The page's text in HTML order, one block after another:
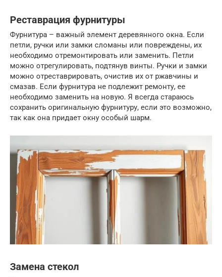
Реставрация фурнитуры
Фурнитура – важный элемент деревянного окна. Если
петли, ручки или замки сломаны или повреждены, их
необходимо отремонтировать или заменить. Петли
можно отрегулировать, подтянув винты. Ручки и замки
можно отреставрировать, очистив их от ржавчины и
смазав. Если фурнитура не подлежит ремонту, ее
необходимо заменить на новую. Я всегда стараюсь
сохранить оригинальную фурнитуру, если это возможно,
так как она придает окну особый шарм.
Замена стекол